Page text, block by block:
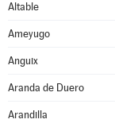
Altable
Ameyugo
Anguix
Aranda de Duero
Arandilla